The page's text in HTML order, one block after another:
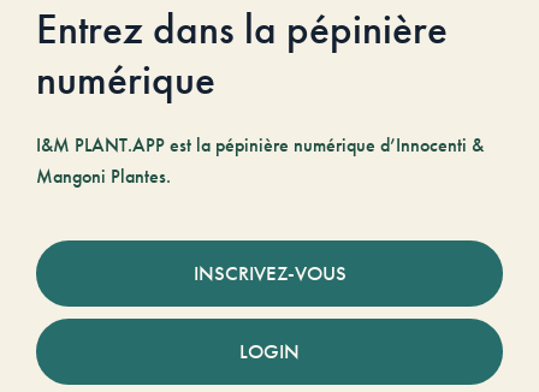
Entrez dans la pépinière
numérique
I&M PLANT.APP est la pépinière numérique d’Innocenti &
Mangoni Plantes.
INSCRIVEZ-VOUS
LOGIN